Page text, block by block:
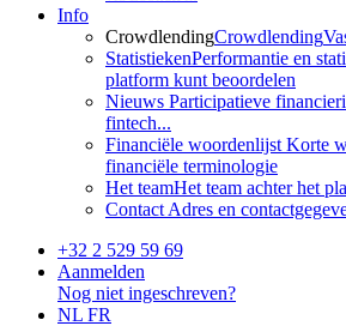
Info
CrowdlendingCrowdlending
StatistiekenPerformantie en
platform kunt beoordelen
Nieuws Participatieve
fintech...
Financiële woordenlijst Korte
financiële terminologie
Het teamHet team achter het
Contact Adres en
+32 2 529 59 69
Aanmelden
Nog niet ingeschreven?
NL FR